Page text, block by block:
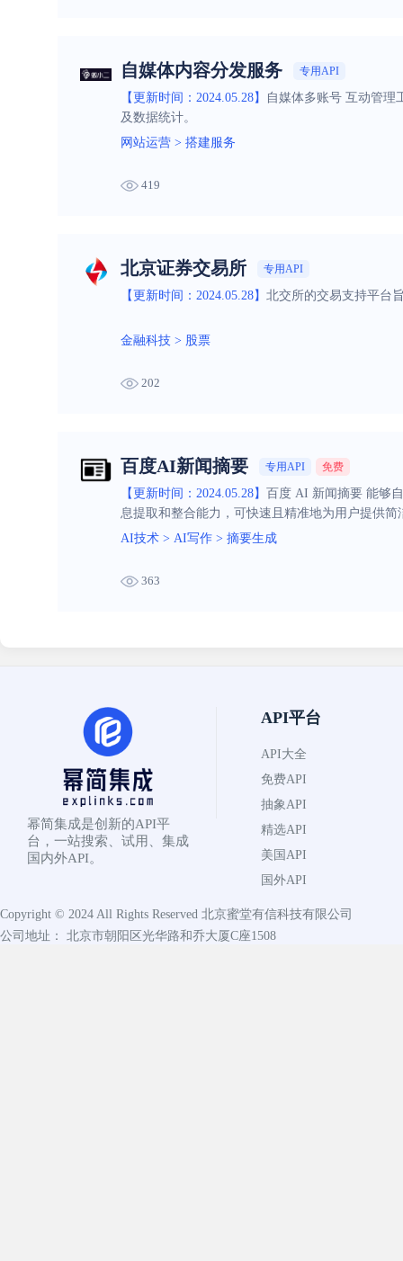
自媒体内容分发服务 专用API
【更新时间：2024.05.28】
自媒体多账号 互动管理
及数据统计。
网站运营 > 搭建服务
419
北京证券交易所 专用API
【更新时间：2024.05.28】 北交所的交易支持平台
金融科技 > 股票
202
百度AI新闻摘要 专用API 免费
【更新时间：2024.05.28】
百度 AI 新闻摘要 能够
息提取和整合能力，可快速且精准地为用户提供简
AI技术 > AI写作 > 摘要生成
363
幂简集成是创新的API平
台，一站搜索、试用、集成
国内外API。
API平台
API大全
免费API
抽象API
精选API
美国API
国外API
Copyright © 2024 All Rights Reserved 北京蜜堂有信科技有限公司
公司地址： 北京市朝阳区光华路和乔大厦C座1508